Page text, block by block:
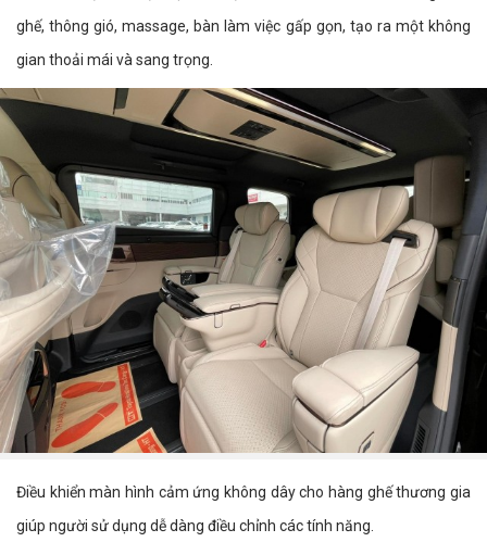
ghế, thông gió, massage, bàn làm việc gấp gọn, tạo ra một không
gian thoải mái và sang trọng.
Điều khiển màn hình cảm ứng không dây cho hàng ghế thương gia
giúp người sử dụng dễ dàng điều chỉnh các tính năng.